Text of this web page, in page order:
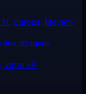
Europe, Moyen-
attaques
votre v4